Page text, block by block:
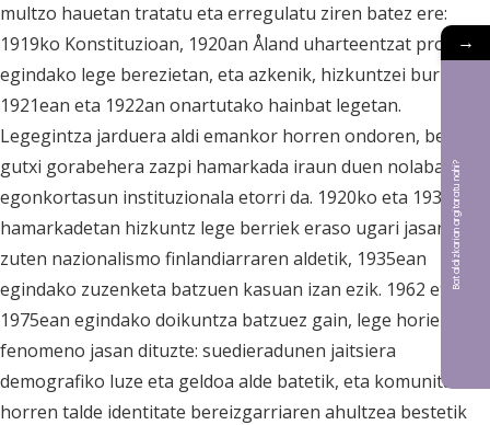
multzo hauetan tratatu eta erregulatu ziren batez ere:
1919ko Konstituzioan, 1920an Åland uharteentzat propio
egindako lege berezietan, eta azkenik, hizkuntzei buruz
1921ean eta 1922an onartutako hainbat legetan.
Legegintza jarduera aldi emankor horren ondoren, berriz,
gutxi gorabehera zazpi hamarkada iraun duen nolabaiteko
egonkortasun instituzionala etorri da. 1920ko eta 1930eko
hamarkadetan hizkuntz lege berriek eraso ugari jasan
zuten nazionalismo finlandiarraren aldetik, 1935ean
egindako zuzenketa batzuen kasuan izan ezik. 1962 eta
1975ean egindako doikuntza batzuez gain, lege horiek bi
fenomeno jasan dituzte: suedieradunen jaitsiera
demografiko luze eta geldoa alde batetik, eta komunitate
horren talde identitate bereizgarriaren ahultzea bestetik
→
Bat aldizkarian argitaratu nahi?